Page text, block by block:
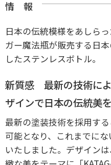
情 報
日本の伝統模様をあしら
ガー魔法瓶が販売する日
したステンレスボトル。
新質感 最新の技術に
ザインで日本の伝統美
最新の塗装技術を採用す
可能となり、これまでに
いたしました。デザイン